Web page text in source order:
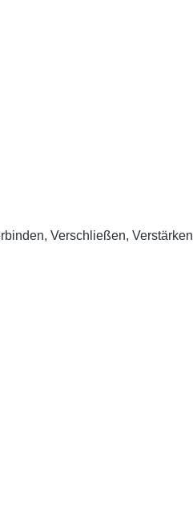
Verschließen, Verstärken